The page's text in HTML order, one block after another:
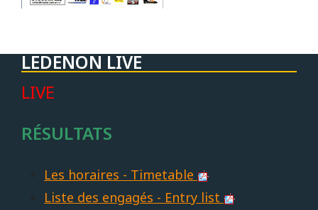
LEDENON LIVE
LIVE
RÉSULTATS
Les horaires - Timetable
Liste des engagés - Entry list